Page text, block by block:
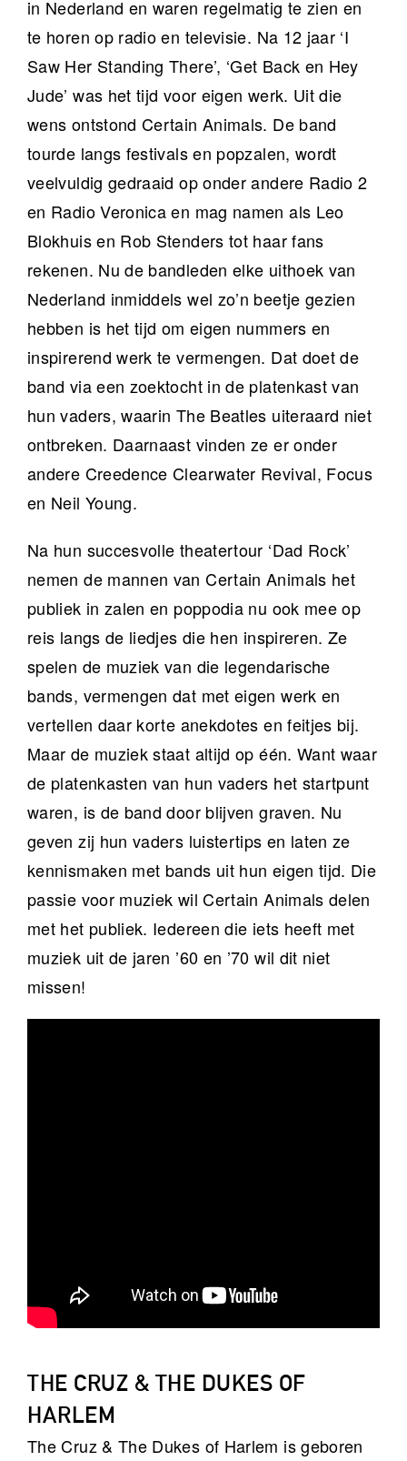
in Nederland en waren regelmatig te zien en
te horen op radio en televisie. Na 12 jaar ‘I
Saw Her Standing There’, ‘Get Back en Hey
Jude’ was het tijd voor eigen werk. Uit die
wens ontstond Certain Animals. De band
tourde langs festivals en popzalen, wordt
veelvuldig gedraaid op onder andere Radio 2
en Radio Veronica en mag namen als Leo
Blokhuis en Rob Stenders tot haar fans
rekenen. Nu de bandleden elke uithoek van
Nederland inmiddels wel zo’n beetje gezien
hebben is het tijd om eigen nummers en
inspirerend werk te vermengen. Dat doet de
band via een zoektocht in de platenkast van
hun vaders, waarin The Beatles uiteraard niet
ontbreken. Daarnaast vinden ze er onder
andere Creedence Clearwater Revival, Focus
en Neil Young.
Na hun succesvolle theatertour ‘Dad Rock’
nemen de mannen van Certain Animals het
publiek in zalen en poppodia nu ook mee op
reis langs de liedjes die hen inspireren. Ze
spelen de muziek van die legendarische
bands, vermengen dat met eigen werk en
vertellen daar korte anekdotes en feitjes bij.
Maar de muziek staat altijd op één. Want waar
de platenkasten van hun vaders het startpunt
waren, is de band door blijven graven. Nu
geven zij hun vaders luistertips en laten ze
kennismaken met bands uit hun eigen tijd. Die
passie voor muziek wil Certain Animals delen
met het publiek. Iedereen die iets heeft met
muziek uit de jaren ’60 en ’70 wil dit niet
missen!
THE CRUZ & THE DUKES OF
HARLEM
The Cruz & The Dukes of Harlem is geboren